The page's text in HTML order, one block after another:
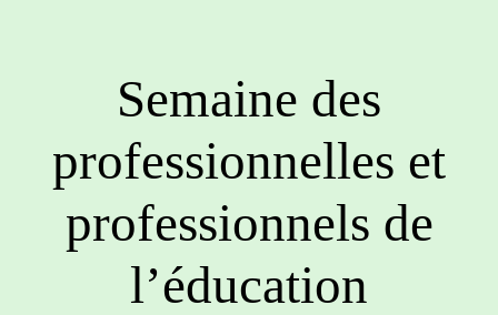
Semaine des
professionnelles et
professionnels de
l’éducation